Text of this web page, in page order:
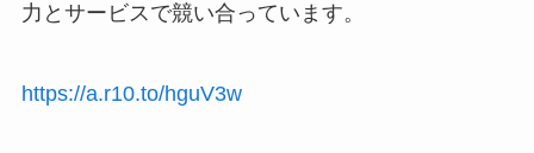
力とサービスで競い合っています。
https://a.r10.to/hguV3w